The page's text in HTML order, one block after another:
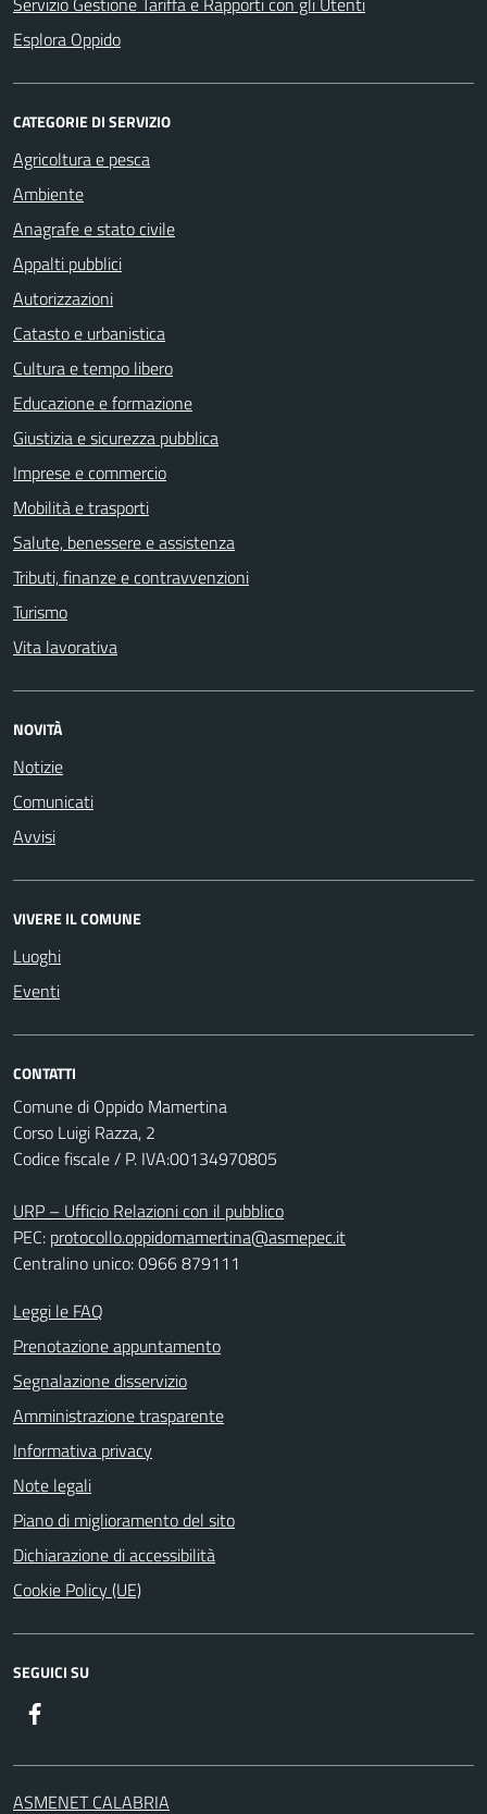
Esplora Oppido
CATEGORIE DI SERVIZIO
Agricoltura e pesca
Ambiente
Anagrafe e stato civile
Appalti pubblici
Autorizzazioni
Catasto e urbanistica
Cultura e tempo libero
Educazione e formazione
Giustizia e sicurezza pubblica
Imprese e commercio
Mobilità e trasporti
Salute, benessere e assistenza
Tributi, finanze e contravvenzioni
Turismo
Vita lavorativa
NOVITÀ
Notizie
Comunicati
Avvisi
VIVERE IL COMUNE
Luoghi
Eventi
CONTATTI
Comune di Oppido Mamertina
Corso Luigi Razza, 2
Codice fiscale / P. IVA:00134970805
URP – Ufficio Relazioni con il pubblico
PEC: protocollo.oppidomamertina@asmepec.it
Centralino unico: 0966 879111
Leggi le FAQ
Prenotazione appuntamento
Segnalazione disservizio
Amministrazione trasparente
Informativa privacy
Note legali
Piano di miglioramento del sito
Dichiarazione di accessibilità
Cookie Policy (UE)
SEGUICI SU
ASMENET CALABRIA